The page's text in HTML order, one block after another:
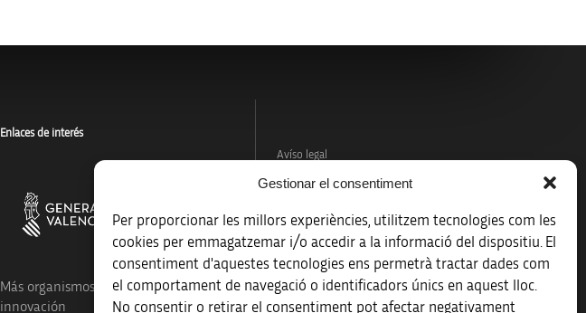
Gestionar el consentiment
Per proporcionar les millors experiències, utilitzem tecnologies com les
cookies per emmagatzemar i/o accedir a la informació del dispositiu. El
consentiment d'aquestes tecnologies ens permetrà tractar dades com
el comportament de navegació o identificadors únics en aquest lloc.
No consentir o retirar el consentiment pot afectar negativament
Enlaces de interés
Más organismos que apoyan a la
innovación
Avíso legal
Registro de actividades de tratamiento
Créditos
Accesibilidad